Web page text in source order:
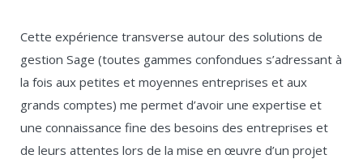
Cette expérience transverse autour des solutions de
gestion Sage (toutes gammes confondues s’adressant à
la fois aux petites et moyennes entreprises et aux
grands comptes) me permet d’avoir une expertise et
une connaissance fine des besoins des entreprises et
de leurs attentes lors de la mise en œuvre d’un projet